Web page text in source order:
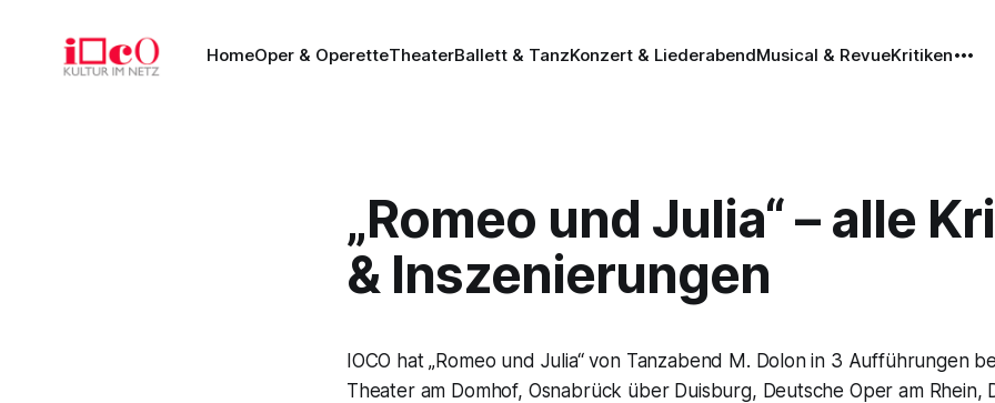
HomeOper & OperetteTheaterBallett & TanzKonzert & LiederabendMusical & RevueKritiken
„Romeo und Julia“ – alle
& Inszenierungen
IOCO hat „Romeo und Julia“ von Tanzabend M. Dolon in 3 Aufführungen
Theater am Domhof, Osnabrück über Duisburg, Deutsche Oper am Rhein,